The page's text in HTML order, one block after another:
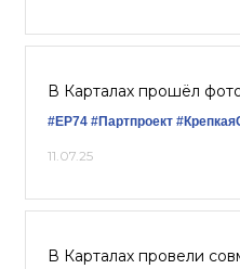
В Карталах прошёл
#ЕР74 #Партпроект
11.07.25
В Карталах провели